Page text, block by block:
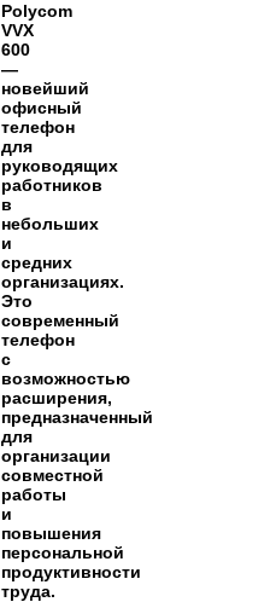
Polycom
VVX
600
—
новейший
офисный
телефон
для
руководящих
работников
в
небольших
и
средних
организациях.
Это
современный
телефон
с
возможностью
расширения,
предназначенный
для
организации
совместной
работы
и
повышения
персональной
продуктивности
труда.